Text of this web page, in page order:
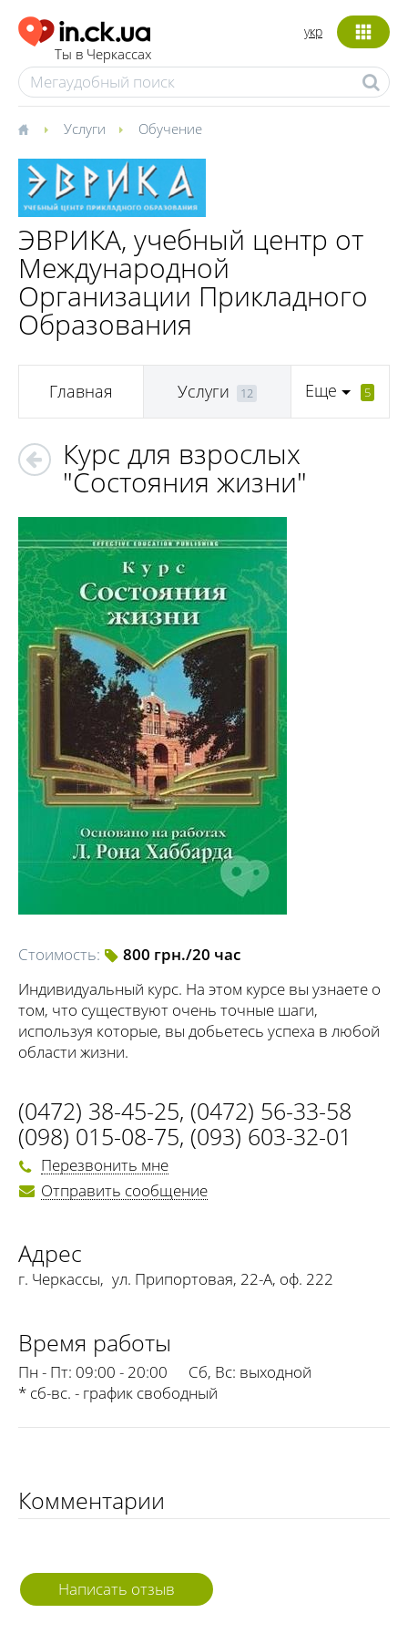
Ты в Черкассах
укр
Услуги Обучение
ЭВРИКА, учебный центр от
Международной
Организации Прикладного
Образования
Главная Услуги 12 Еще 5
Курс для взрослых
"Состояния жизни"
Стоимость:
800 грн./20 час
Индивидуальный курс. На этом курсе вы узнаете о
том, что существуют очень точные шаги,
используя которые, вы добьетесь успеха в любой
области жизни.
(0472) 38-45-25, (0472) 56-33-58
(098) 015-08-75, (093) 603-32-01
Перезвонить мне
Отправить сообщение
Адрес
г. Черкассы, ул. Припортовая, 22-А, оф. 222
Время работы
Пн - Пт: 09:00 - 20:00 Сб, Вс: выходной
* сб-вс. - график свободный
Комментарии
Написать отзыв